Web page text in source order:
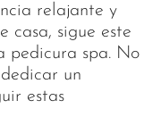
relajante y
casa, sigue este
pedicura spa. No
un
estas